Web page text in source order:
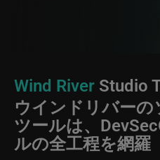
Wind River Studio
ウインドリバー
ツールは、
ルの全工程を網羅